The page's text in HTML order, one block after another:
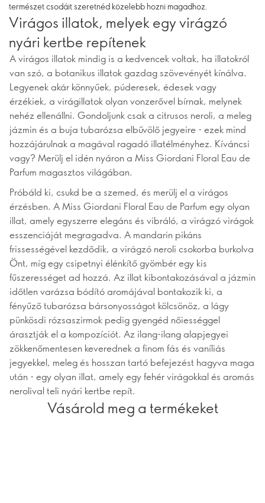
természet csodáit szeretnéd közelebb hozni magadhoz.
Virágos illatok, melyek egy virágzó
nyári kertbe repítenek
A virágos illatok mindig is a kedvencek voltak, ha illatokról
van szó, a botanikus illatok gazdag szövevényét kínálva.
Legyenek akár könnyűek, púderesek, édesek vagy
érzékiek, a virágillatok olyan vonzerővel bírnak, melynek
nehéz ellenállni. Gondoljunk csak a citrusos neroli, a meleg
jázmin és a buja tubarózsa elbűvölő jegyeire - ezek mind
hozzájárulnak a magával ragadó illatélményhez. Kíváncsi
vagy? Merülj el idén nyáron a Miss Giordani Floral Eau de
Parfum magasztos világában.
Próbáld ki, csukd be a szemed, és merülj el a virágos
érzésben. A Miss Giordani Floral Eau de Parfum egy olyan
illat, amely egyszerre elegáns és vibráló, a virágzó virágok
esszenciáját megragadva. A mandarin pikáns
frissességével kezdődik, a virágzó neroli csokorba burkolva
Önt, míg egy csipetnyi élénkítő gyömbér egy kis
fűszerességet ad hozzá. Az illat kibontakozásával a jázmin
időtlen varázsa bódító aromájával bontakozik ki, a
fényűző tubarózsa bársonyosságot kölcsönöz, a lágy
pünkösdi rózsaszirmok pedig gyengéd nőiességgel
árasztják el a kompozíciót. Az ilang-ilang alapjegyei
zökkenőmentesen keverednek a finom fás és vaníliás
jegyekkel, meleg és hosszan tartó befejezést hagyva maga
után - egy olyan illat, amely egy fehér virágokkal és aromás
nerolival teli nyári kertbe repít.
Vásárold meg a termékeket